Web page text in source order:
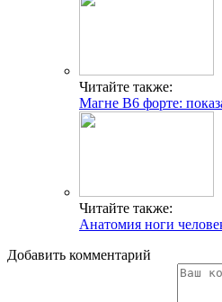
Читайте также:
Магне В6 форте:
Читайте также:
Анатомия ноги
Добавить комментарий